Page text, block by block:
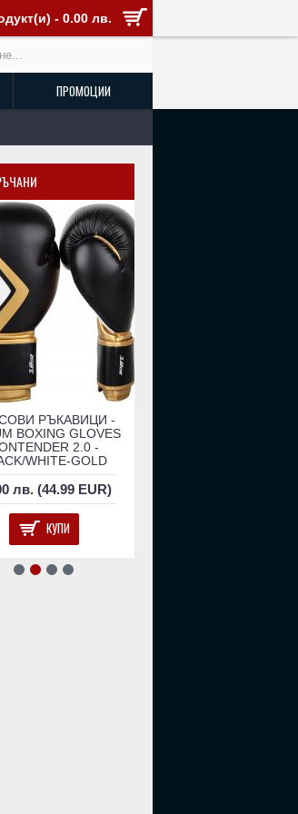
- 0.00 лв.
ПРОМОЦИИ
РЪКАВИЦИ -
BOXING GLOVES
2.0 -
WHITE-GOLD
лв. (44.99 EUR)
КУПИ